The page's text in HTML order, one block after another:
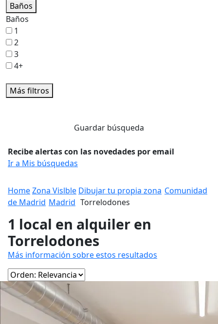
Baños
Baños
1
2
3
4+
Más filtros
Guardar búsqueda
Recibe alertas con las novedades por email
Ir a Mis búsquedas
HomeZona Vislble Dibujar tu propia zona Comunidad
de Madrid Madrid Torrelodones
1 local en alquiler en
Torrelodones
Más información sobre estos resultados